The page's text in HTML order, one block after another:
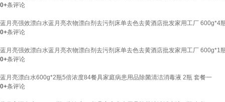
0+条评论
蓝月亮强效漂白水蓝月亮衣物漂白剂去污剂床单去色去黄酒店批发家用工厂 600g*4
0+条评论
蓝月亮强效漂白水蓝月亮衣物漂白剂去污剂床单去色去黄酒店批发家用工厂 600g*1
0+条评论
蓝月亮漂白水600g*2瓶5倍浓度84餐具家庭病患用品除菌清洁消毒液 2瓶 套餐一
0+条评论